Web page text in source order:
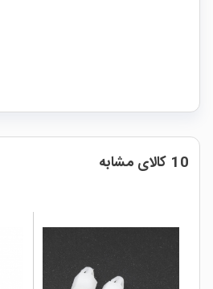
10 کالای مشابه